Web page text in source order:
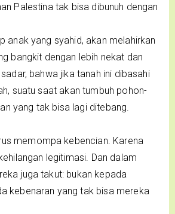
Palestina tak bisa dibunuh dengan
anak yang syahid, akan melahirkan
bangkit dengan lebih nekat dan
bahwa jika tanah ini dibasahi
suatu saat akan tumbuh pohon-
yang tak bisa lagi ditebang.
memompa kebencian. Karena
legitimasi. Dan dalam
juga takut: bukan kepada
kebenaran yang tak bisa mereka